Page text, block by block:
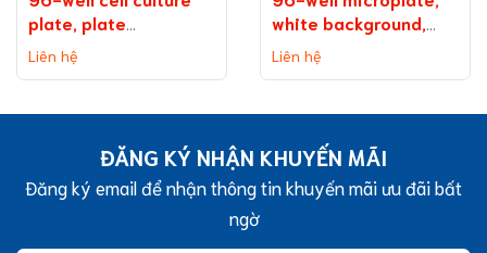
plate, plate
on background
(without TC
Liên hệ
white background,
medium binding
capacity
Liên hệ
ĐĂNG KÝ NHẬN KHUYẾN MÃI
Đăng ký email để nhận thông tin khuyến mãi ưu đãi bất
ngờ